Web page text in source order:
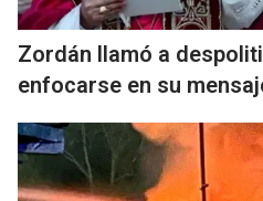
Zordán llamó a
enfocarse en su